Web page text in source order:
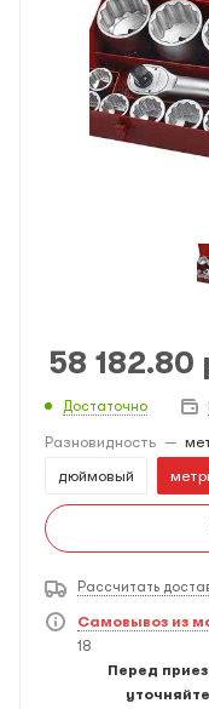
58 182.80
Достаточно
Разновидность —
дюймовый
Рассчитать
Самовывоз из
18
Перед